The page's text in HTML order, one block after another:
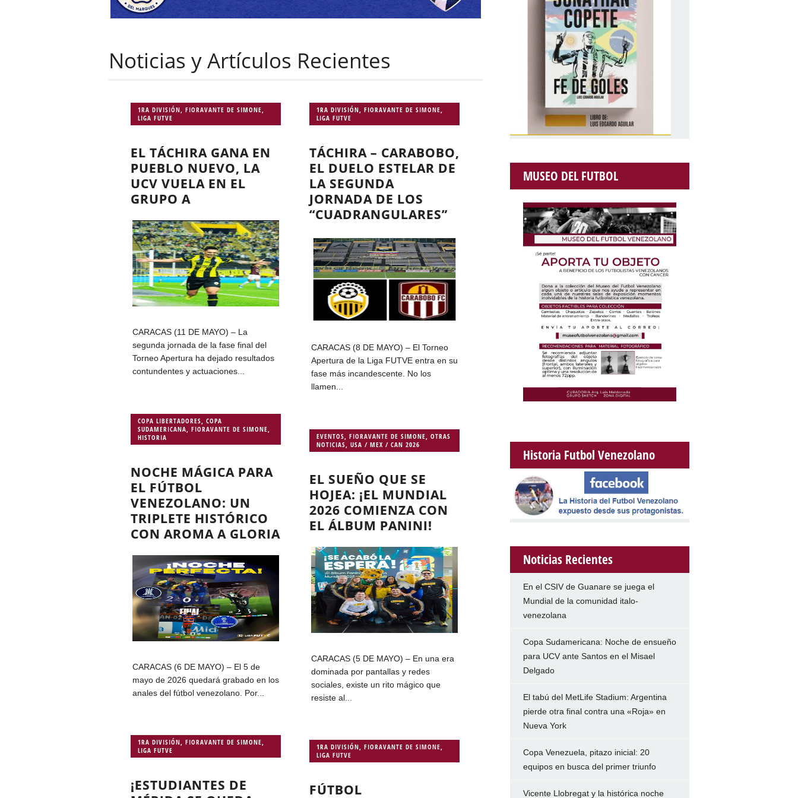
Noticias y Artículos Recientes
1RA DIVISIÓN,FIORAVANTE DE SIMONE,
LIGA FUTVE
EL TÁCHIRA GANA EN
PUEBLO NUEVO, LA
UCV VUELA EN EL
GRUPO A
CARACAS (11 DE MAYO) – La
segunda jornada de la fase final del
Torneo Apertura ha dejado resultados
contundentes y actuaciones...
1RA DIVISIÓN, FIORAVANTE DE SIMONE,
LIGA FUTVE
TÁCHIRA – CARABOBO,
EL DUELO ESTELAR DE
LA SEGUNDA
JORNADA DE LOS
“CUADRANGULARES”
CARACAS (8 DE MAYO) – El Torneo
Apertura de la Liga FUTVE entra en su
fase más incandescente. No los
llamen...
COPA LIBERTADORES ,COPA
SUDAMERICANA ,FIORAVANTE DE SIMONE
HISTORIA
NOCHE MÁGICA PARA
EL FÚTBOL
VENEZOLANO: UN
TRIPLETE HISTÓRICO
CON AROMA A GLORIA
CARACAS (6 DE MAYO) – El 5 de
mayo de 2026 quedará grabado en los
anales del fútbol venezolano. Por...
EVENTOS FIORAVANTE DE SIMONE OTRAS
NOTICIAS USA / MEX / CAN 2026
EL SUEÑO QUE SE
HOJEA: ¡EL MUNDIAL
2026 COMIENZA CON
EL ÁLBUM PANINI!
CARACAS (5 DE MAYO) – En una era
dominada por pantallas y redes
sociales, existe un rito mágico que
resiste al...
1RA DIVISIÓN,FIORAVANTE DE SIMONE,
LIGA FUTVE
¡ESTUDIANTES DE
1RA DIVISIÓN, FIORAVANTE DE SIMONE,
LIGA FUTVE
FÚTBOL
MUSEO DEL FUTBOL
Historia Futbol Venezolano
Noticias Recientes
En el CSIV de Guanare se juega el
Mundial de la comunidad italo-
venezolana
Copa Sudamericana: Noche de ensueño
para UCV ante Santos en el Misael
Delgado
El tabú del MetLife Stadium: Argentina
pierde otra final contra una «Roja» en
Nueva York
Copa Venezuela, pitazo inicial: 20
equipos en busca del primer triunfo
Vicente Llobregat y la histórica noche